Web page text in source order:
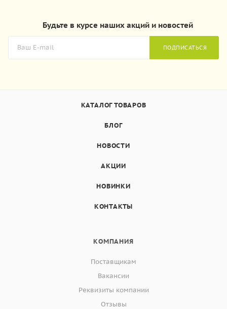
Будьте в курсе наших акций и новостей
ПОДПИСАТЬСЯ
КАТАЛОГ ТОВАРОВ
БЛОГ
НОВОСТИ
АКЦИИ
НОВИНКИ
КОНТАКТЫ
КОМПАНИЯ
Поставщикам
Вакансии
Реквизиты компании
Отзывы